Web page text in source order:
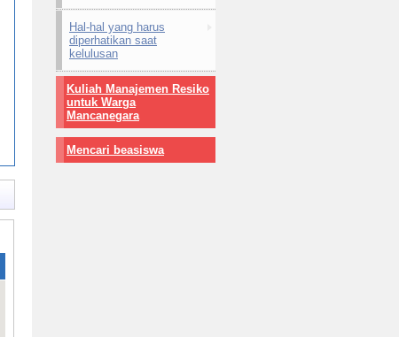
Hal-hal yang harus
diperhatikan saat
kelulusan
Kuliah Manajemen Resiko
untuk Warga
Mancanegara
Mencari beasiswa